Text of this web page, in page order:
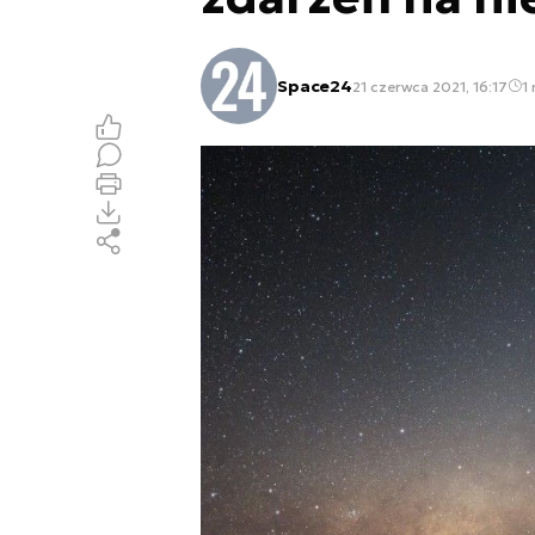
Space2421 czerwca 2021, 16:17 1